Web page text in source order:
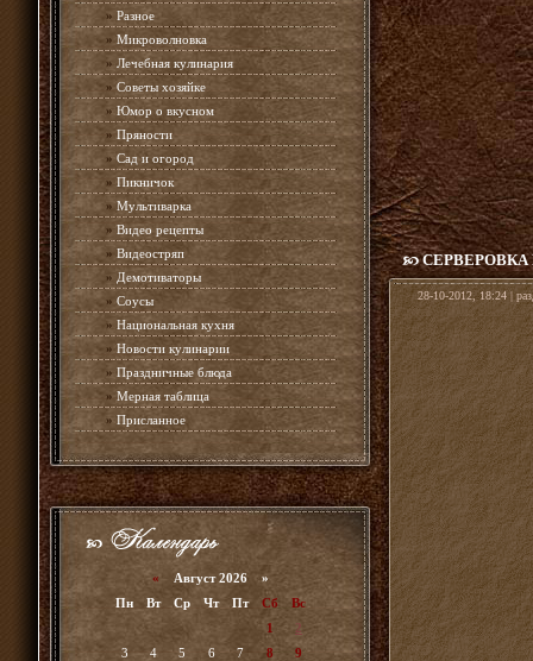
» Разное
» Микроволновка
» Лечебная кулинария
» Советы хозяйке
» Юмор о вкусном
» Пряности
» Сад и огород
» Пикничок
» Мультиварка
» Видео рецепты
» Видеостряп
» Демотиваторы
» Соусы
» Национальная кухня
» Новости кулинарии
» Праздничные блюда
» Мерная таблица
» Присланное
« Август 2026 »
Пн
Вт Ср Чт Пт Сб
Вс
1
2
3
4 5 6 7 8
9
28-10-2012, 18:24 |